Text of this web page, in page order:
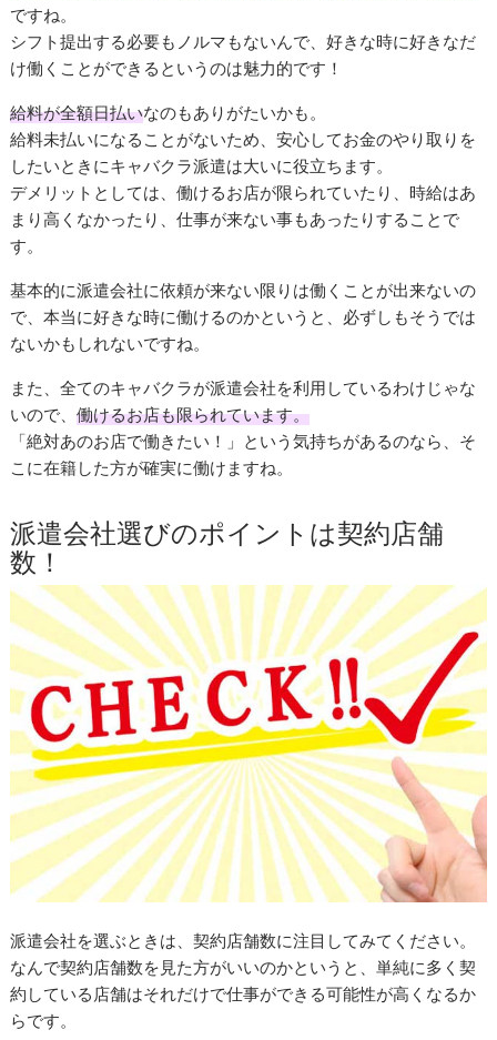
ですね。
シフト提出する必要もノルマもないんで、好きな時に好きなだ
け働くことができるというのは魅力的です！
給料が全額日払いなのもありがたいかも。
給料未払いになることがないため、安心してお金のやり取りを
したいときにキャバクラ派遣は大いに役立ちます。
デメリットとしては、働けるお店が限られていたり、時給はあ
まり高くなかったり、仕事が来ない事もあったりすることで
す。
基本的に派遣会社に依頼が来ない限りは働くことが出来ないの
で、本当に好きな時に働けるのかというと、必ずしもそうでは
ないかもしれないですね。
また、全てのキャバクラが派遣会社を利用しているわけじゃな
いので、働けるお店も限られています。
「絶対あのお店で働きたい！」という気持ちがあるのなら、そ
こに在籍した方が確実に働けますね。
派遣会社選びのポイントは契約店舗
数！
派遣会社を選ぶときは、契約店舗数に注目してみてください。
なんで契約店舗数を見た方がいいのかというと、単純に多く契
約している店舗はそれだけで仕事ができる可能性が高くなるか
らです。